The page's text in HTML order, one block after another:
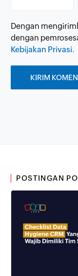
Dengan
dengan
Kebijakan Privasi.
POSTINGAN